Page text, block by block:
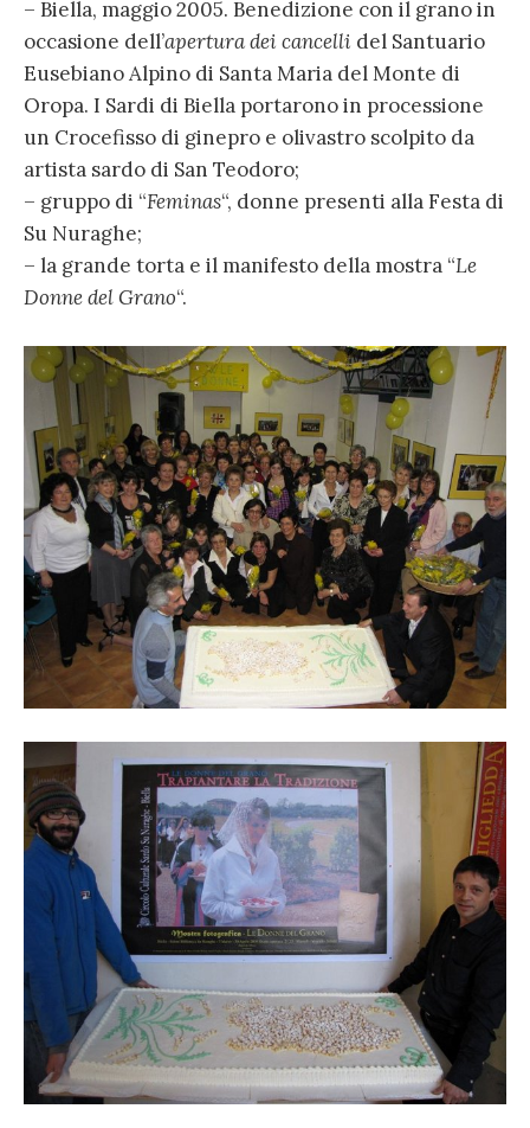
– Biella, maggio 2005. Benedizione con il grano in
occasione dell’apertura dei cancelli del Santuario
Eusebiano Alpino di Santa Maria del Monte di
Oropa. I Sardi di Biella portarono in processione
un Crocefisso di ginepro e olivastro scolpito da
artista sardo di San Teodoro;
– gruppo di “Feminas“, donne presenti alla Festa di
Su Nuraghe;
– la grande torta e il manifesto della mostra “Le
Donne del Grano“.